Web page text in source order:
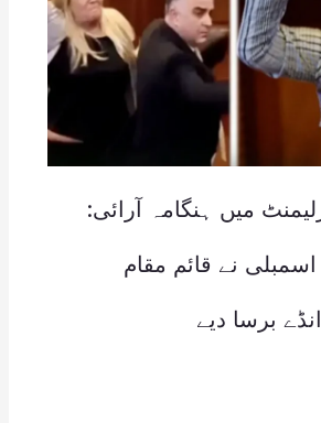
میں ہنگامہ آرائی:
نے قائم مقام
برسا دیے